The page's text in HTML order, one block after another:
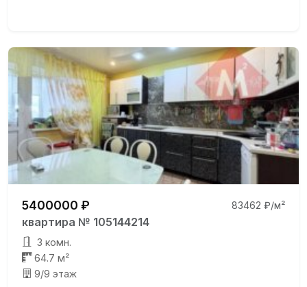
5400000 ₽ 83462 ₽/м²
квартира № 105144214
3 комн.
64.7 м²
9/9 этаж